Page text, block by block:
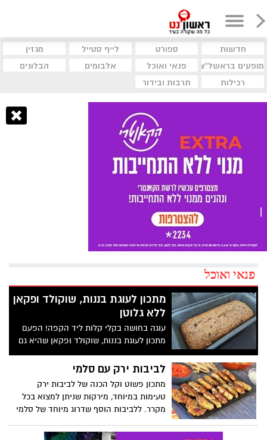
חדשות ספורט לייף סטייל
מגזין
מופעים בראשל"צ
פנאי ואוכל אלבומים
הבלוגים
רכילות
תרבות ובידור
פנאי ואוכל
מתכון לעוגת בננות, שוקולד ופקאן
ללא גלוטן
עוגה בחושה בקלי קלות ליד הקפה! הפעם
מתכון לעוגת בננות, שוקולד ופקאן שהיא גם
ללא גלוטן!
לביבות ירק עם סלמי
מתכון פשוט וקל הכנה של לביבות ירק
טעימות במיוחד, מירקות שניתן למצוא בכל
מקרר. ללביבות הוסף שדרוג מיוחד של סלמי
ליותר טעימות. 10 דקות הכנה ויש צלחת